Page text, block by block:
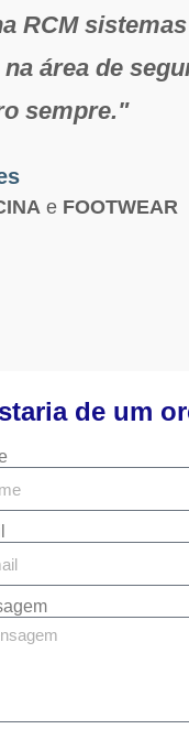
RCM
área de
sempre."
e FOOTWEAR
de um